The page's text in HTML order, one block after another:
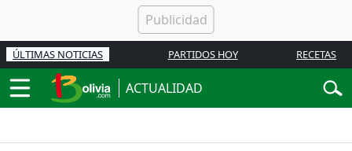
ÚLTIMAS NOTICIAS PARTIDOS HOY RECETAS
ACTUALIDAD